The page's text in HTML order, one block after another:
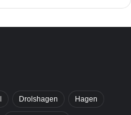
Drolshagen Hagen